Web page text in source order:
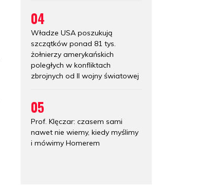
04
Władze USA poszukują
szczątków ponad 81 tys.
żołnierzy amerykańskich
poległych w konfliktach
zbrojnych od II wojny światowej
05
Prof. Klęczar: czasem sami
nawet nie wiemy, kiedy myślimy
i mówimy Homerem